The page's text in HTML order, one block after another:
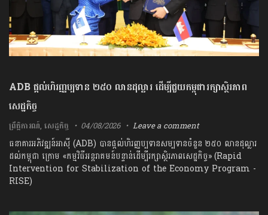
ADB​ ​ផ្តល់​ហិរញ្ញប្បទាន ​២៥០​ ​លាន​ដុល្លារ ​ដើម្បី​ជួយ​កម្ពុជា​រក្សា​ស្ថិរភាព​
សេដ្ឋកិច្ច​
ព្រឹត្តិការណ៍,សេដ្ឋកិច្ច 04/08/2026 Leave a comment
ធនាគារ​អភិវឌ្ឍន៍​អាស៊ី ​(​ADB​) ​បាន​ផ្តល់​ហិរញ្ញប្បទាន​សម្បទាន​ចំនួន​ ​២៥០​ ​លាន​ដុល្លារ​
ដល់​កម្ពុជា​ ​ក្រោម​ «​កម្មវិធី​អន្តរាគមន៍​បន្ទាន់​ដើម្បី​រក្សា​ស្ថិរភាព​សេដ្ឋកិច្ច​» ​(​Rapid​ ​
Intervention​ ​for​ ​Stabilization​ ​of​ ​the​ ​Economy​ ​Program​ ​-​
​RISE​) ​